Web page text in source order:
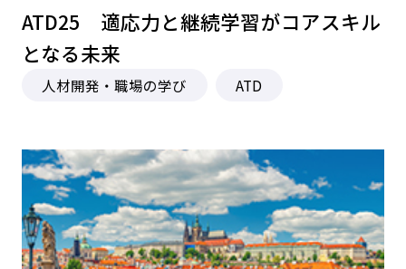
ATD25 適応力と継続学習がコアスキル
となる未来
人材開発・職場の学び ATD